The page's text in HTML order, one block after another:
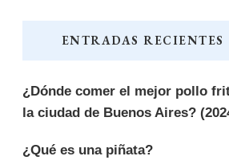
ENTRADAS RECIENTES
¿Dónde comer el mejor pollo
la ciudad de Buenos Aires?
¿Qué es una piñata?